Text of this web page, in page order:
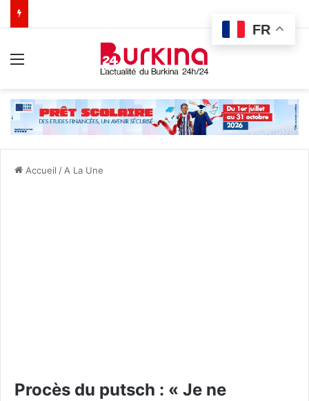
Accueil / A La Une
Procès du putsch : « Je ne
FR